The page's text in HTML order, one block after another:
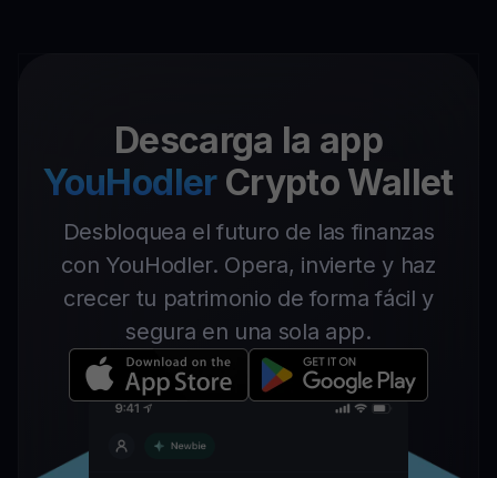
Descarga la app
YouHodler Crypto Wallet
Desbloquea el futuro de las finanzas
con YouHodler. Opera, invierte y haz
crecer tu patrimonio de forma fácil y
segura en una sola app.